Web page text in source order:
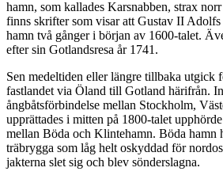
hamn, som kallades Karsnabben, strax
finns skrifter som visar att Gustav II
hamn två gånger i början av 1600-talet.
efter sin Gotlandsresa år 1741.
Sen medeltiden eller längre tillbaka utgick
fastlandet via Öland till Gotland härifrån.
ångbåtsförbindelse mellan Stockholm,
upprättades i mitten på 1800-talet
mellan Böda och Klintehamn. Böda hamn
träbrygga som låg helt oskyddad för
jakterna slet sig och blev sönderslagna.